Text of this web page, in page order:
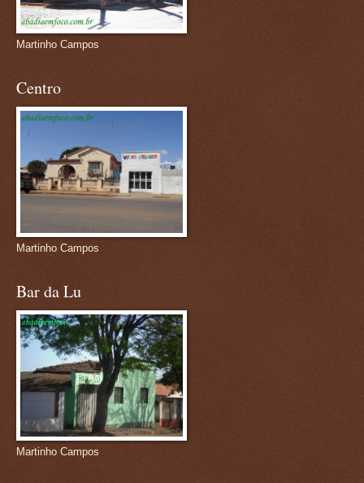
Martinho Campos
Centro
Martinho Campos
Bar da Lu
Martinho Campos